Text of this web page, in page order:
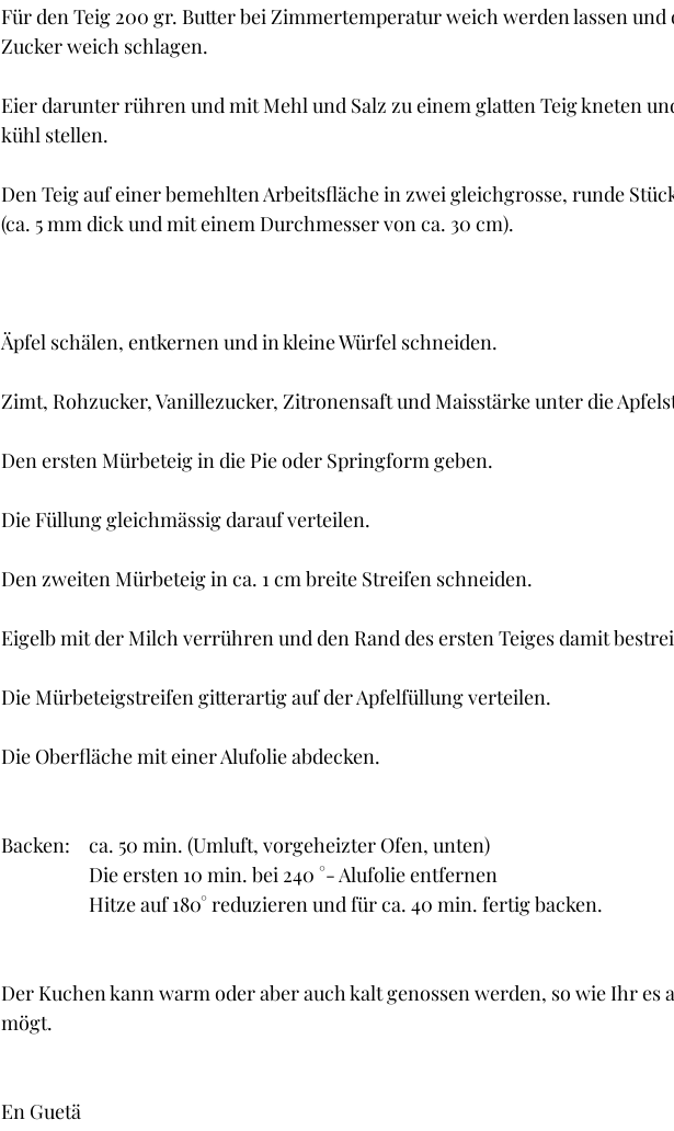
Für den Teig 200 gr. Butter bei Zimmertemperatur weich werden lassen
Zucker weich schlagen.
Eier darunter rühren und mit Mehl und Salz zu einem glatten Teig kneten
kühl stellen.
Den Teig auf einer bemehlten Arbeitsfläche in zwei gleichgrosse, runde
(ca. 5 mm dick und mit einem Durchmesser von ca. 30 cm).
Äpfel schälen, entkernen und in kleine Würfel schneiden.
Zimt, Rohzucker, Vanillezucker, Zitronensaft und Maisstärke unter die
Den ersten Mürbeteig in die Pie oder Springform geben.
Die Füllung gleichmässig darauf verteilen.
Den zweiten Mürbeteig in ca. 1 cm breite Streifen schneiden.
Eigelb mit der Milch verrühren und den Rand des ersten Teiges damit
Die Mürbeteigstreifen gitterartig auf der Apfelfüllung verteilen.
Die Oberfläche mit einer Alufolie abdecken.
Backen: 	ca. 50 min. (Umluft, vorgeheizter Ofen, unten)
               	Die ersten 10 min. bei 240 °- Alufolie entfernen
		Hitze auf 180° reduzieren und für ca. 40 min. fertig backen.
Der Kuchen kann warm oder aber auch kalt genossen werden, so wie Ihr es
mögt.
En Guetä